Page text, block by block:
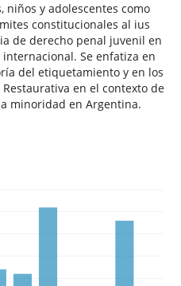
niños y adolescentes como
constitucionales al ius
de derecho penal juvenil en
Se enfatiza en
del etiquetamiento y en los
en el contexto de
minoridad en Argentina.